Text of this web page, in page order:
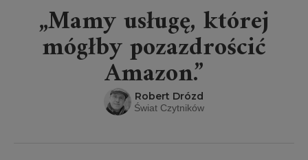
„Mamy usługę, której
mógłby pozazdrościć
Amazon.”
Robert Drózd
Świat Czytników